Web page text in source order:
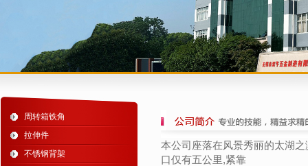
周转箱铁角
拉伸件
不锈钢背架
本公司座落在风景秀丽的太湖
口仅有五公里,紧靠